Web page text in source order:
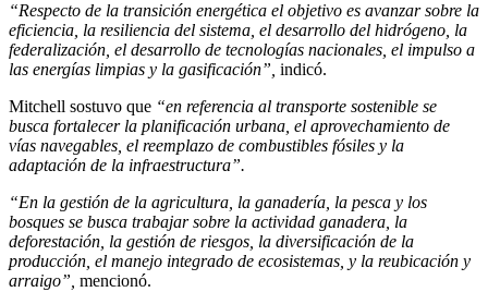
“Respecto de la transición energética el objetivo es avanzar sobre la
eficiencia, la resiliencia del sistema, el desarrollo del hidrógeno, la
federalización, el desarrollo de tecnologías nacionales, el impulso a
las energías limpias y la gasificación”, indicó.
Mitchell sostuvo que “en referencia al transporte sostenible se
busca fortalecer la planificación urbana, el aprovechamiento de
vías navegables, el reemplazo de combustibles fósiles y la
adaptación de la infraestructura”.
“En la gestión de la agricultura, la ganadería, la pesca y los
bosques se busca trabajar sobre la actividad ganadera, la
deforestación, la gestión de riesgos, la diversificación de la
producción, el manejo integrado de ecosistemas, y la reubicación y
arraigo”, mencionó.